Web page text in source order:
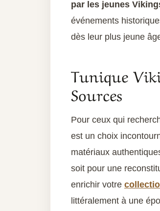
par les jeunes
événements
dès leur plus jeune
Tunique
Sources
Pour ceux qui
est un choix
matériaux
soit pour une
enrichir votre
littéralement à une